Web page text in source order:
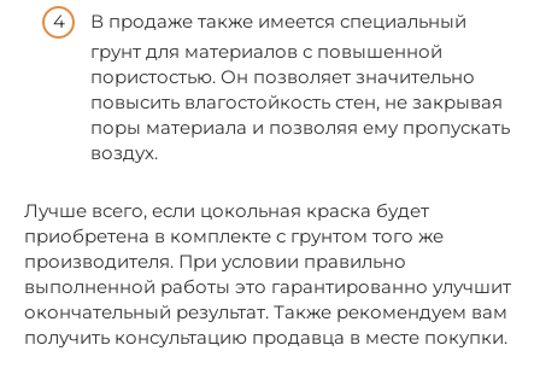
В продаже также имеется специальный
грунт для материалов с повышенной
пористостью. Он позволяет значительно
повысить влагостойкость стен, не закрывая
поры материала и позволяя ему пропускать
воздух.
Лучше всего, если цокольная краска будет
приобретена в комплекте с грунтом того же
производителя. При условии правильно
выполненной работы это гарантированно улучшит
окончательный результат. Также рекомендуем вам
получить консультацию продавца в месте покупки.